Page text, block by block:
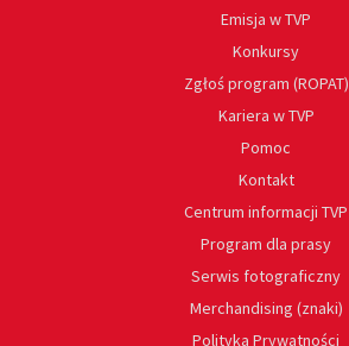
Emisja w TVP
Konkursy
Zgłoś program (ROPAT)
Kariera w TVP
Pomoc
Kontakt
Centrum informacji TVP
Program dla prasy
Serwis fotograficzny
Merchandising (znaki)
Polityka Prywatności